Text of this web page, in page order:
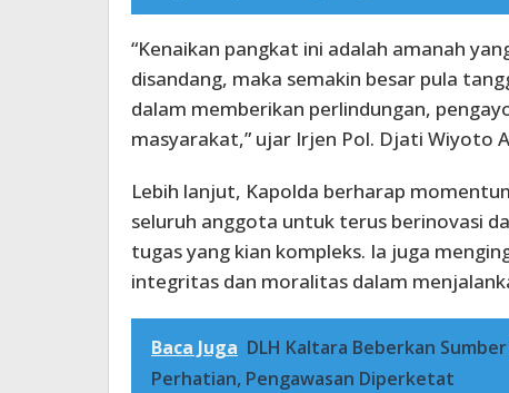
“Kenaikan pangkat ini adalah amanah
disandang, maka semakin besar pula
dalam memberikan perlindungan,
masyarakat,” ujar Irjen Pol. Djati Wiyoto
Lebih lanjut, Kapolda berharap
seluruh anggota untuk terus berinovasi
tugas yang kian kompleks. Ia juga
integritas dan moralitas dalam
Baca Juga DLH Kaltara Beberkan
Perhatian, Pengawasan Diperketat